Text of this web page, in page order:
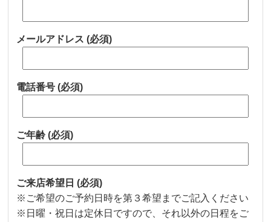
メールアドレス(必須)
電話番号(必須)
ご年齢(必須)
ご来店希望日(必須)
※ご希望のご予約日時を第３希望までご記入ください
※ 日曜・祝日は定休日 ですので、それ以外の日程をご